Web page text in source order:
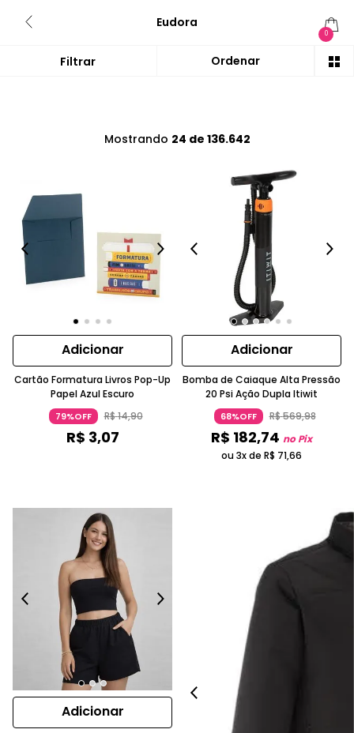
Eudora
0
Mostrando 24 de 136.642
Adicionar
Cartão Formatura Livros Pop-Up
Papel Azul Escuro
79%OFF R$14,90
R$ 3,07
Adicionar
Bomba de Caiaque Alta Pressão
20 Psi Ação Dupla Itiwit
68%OFF R$569,98
R$ 182,74 no Pix
ou 3x de R$ 71,66
Adicionar